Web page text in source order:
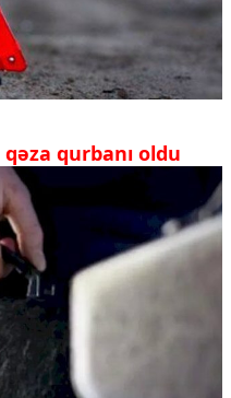
qəza qurbanı oldu